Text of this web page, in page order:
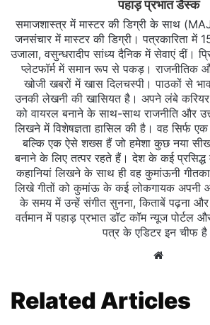
पहाड़ प्रभात डैस्क
समाजशास्त्र में मास्टर की डिग्री के साथ
जनसंचार में मास्टर की डिग्री। पत्रकारिता में
उजाला, वसुन्धरादीप सांध्य दैनिक में सेवाएं दीं।
प्लेटफॉर्म में समान रूप से पकड़। राजनीतिक
खोजी खबरों में खास दिलचस्‍पी। पाठकों से
उनकी लेखनी की खासियत है। अपने लंबे करियर
को वायरल बनाने के साथ-साथ राजनीति और
लिखने में विशेषज्ञता हासिल की है। वह सिर्फ
बल्कि एक ऐसे शख्स हैं जो हमेशा कुछ नया
बनाने के लिए तत्पर रहते हैं। देश के कई प्रसिद्ध
कहानियां लिखने के साथ ही वह कुमांऊनी
लिखे गीतों को कुमांऊ के कई लोकगायक अपनी
के समय में उन्हें संगीत सुनना, किताबें पढ़ना और
वर्तमान में पहाड़ प्रभात डॉट कॉम न्यूज पोर्टल
पत्र के एडिटर इन चीफ
Website
Related Articles